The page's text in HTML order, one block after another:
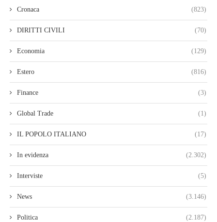
Cronaca (823)
DIRITTI CIVILI (70)
Economia (129)
Estero (816)
Finance (3)
Global Trade (1)
IL POPOLO ITALIANO (17)
In evidenza (2.302)
Interviste (5)
News (3.146)
Politica (2.187)